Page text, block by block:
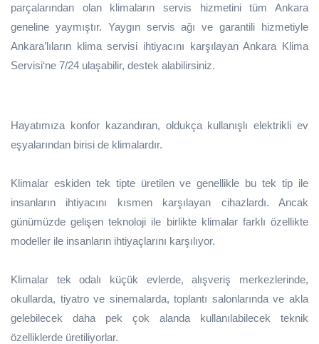
parçalarından olan klimaların servis hizmetini tüm Ankara
geneline yaymıştır. Yaygın servis ağı ve garantili hizmetiyle
Ankara’lıların klima servisi ihtiyacını karşılayan Ankara Klima
Servisi‘ne 7/24 ulaşabilir, destek alabilirsiniz.
Hayatımıza konfor kazandıran, oldukça kullanışlı elektrikli ev
eşyalarından birisi de klimalardır.
Klimalar eskiden tek tipte üretilen ve genellikle bu tek tip ile
insanların ihtiyacını kısmen karşılayan cihazlardı. Ancak
günümüzde gelişen teknoloji ile birlikte klimalar farklı özellikte
modeller ile insanların ihtiyaçlarını karşılıyor.
Klimalar tek odalı küçük evlerde, alışveriş merkezlerinde,
okullarda, tiyatro ve sinemalarda, toplantı salonlarında ve akla
gelebilecek daha pek çok alanda kullanılabilecek teknik
özelliklerde üretiliyorlar.